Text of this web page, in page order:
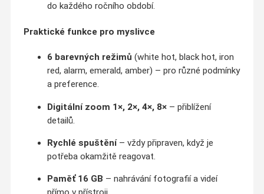
do každého ročního období.
Praktické funkce pro myslivce
6 barevných režimů (white hot, black hot, iron
red, alarm, emerald, amber) – pro různé podmínky
a preference.
Digitální zoom 1×, 2×, 4×, 8×– přiblížení
detailů.
Rychlé spuštění– vždy připraven, když je
potřeba okamžitě reagovat.
Paměť 16 GB – nahrávání fotografií a videí